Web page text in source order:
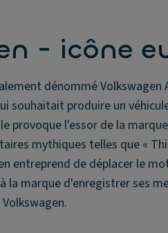
- icône
dénommé
souhaitait produire un
provoque l'essor de la
mythiques telles que «
entreprend de déplacer le
marque d'enregistrer ses